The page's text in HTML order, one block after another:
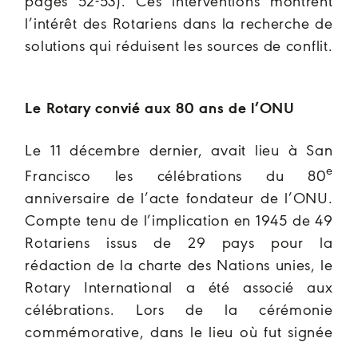
l’intérêt des Rotariens dans la recherche de
solutions qui réduisent les sources de conflit.
Le Rotary convié aux 80 ans de l’ONU
Le 11 décembre dernier, avait lieu à San
Francisco les célébrations du 80e
anniversaire de l’acte fondateur de l’ONU.
Compte tenu de l’implication en 1945 de 49
Rotariens issus de 29 pays pour la
rédaction de la charte des Nations unies, le
Rotary International a été associé aux
célébrations. Lors de la cérémonie
commémorative, dans le lieu où fut signée